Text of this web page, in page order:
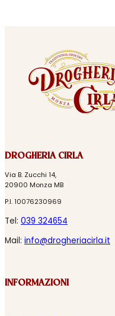
DROGHERIA CIRLA
Via B. Zucchi 14,
20900 Monza MB
P.I. 10076230969
Tel: 039 324654
Mail: info@drogheriacirla.it
INFORMAZIONI